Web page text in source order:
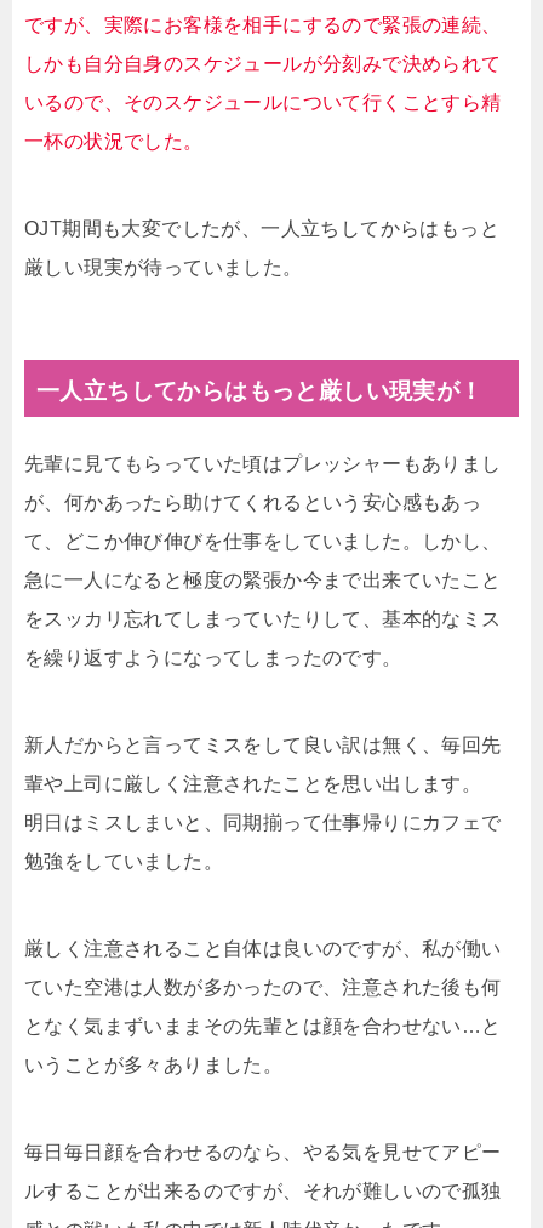
ですが、実際にお客様を相手にするので緊張の連続、
しかも自分自身のスケジュールが分刻みで決められて
いるので、そのスケジュールについて行くことすら精
一杯の状況でした。
OJT期間も大変でしたが、一人立ちしてからはもっと
厳しい現実が待っていました。
一人立ちしてからはもっと厳しい現実が！
先輩に見てもらっていた頃はプレッシャーもありまし
が、何かあったら助けてくれるという安心感もあっ
て、どこか伸び伸びを仕事をしていました。しかし、
急に一人になると極度の緊張か今まで出来ていたこと
をスッカリ忘れてしまっていたりして、基本的なミス
を繰り返すようになってしまったのです。
新人だからと言ってミスをして良い訳は無く、毎回先
輩や上司に厳しく注意されたことを思い出します。
明日はミスしまいと、同期揃って仕事帰りにカフェで
勉強をしていました。
厳しく注意されること自体は良いのですが、私が働い
ていた空港は人数が多かったので、注意された後も何
となく気まずいままその先輩とは顔を合わせない…と
いうことが多々ありました。
毎日毎日顔を合わせるのなら、やる気を見せてアピー
ルすることが出来るのですが、それが難しいので孤独